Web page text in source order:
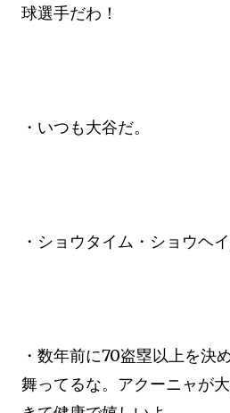
球選手だわ！
・いつも大谷だ。
・ショウタイム・ショウヘ
・数年前に70盗塁以上を決
舞ってるな。アクーニャが